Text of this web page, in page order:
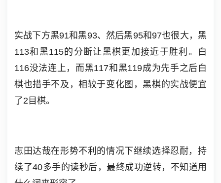
实战下方黑91和黑93、然后黑95和97也很大，黑
113和黑115的分断让黑棋更加接近于胜利。白
116没法连上，而黑117和黑119成为先手之后白
棋也措手不及，相较于变化图，黑棋的实战便宜
了2目棋。
志田达哉在形势不利的情况下继续选择忍耐，持
续了40多手的读秒后，最终成功逆转，不知道用